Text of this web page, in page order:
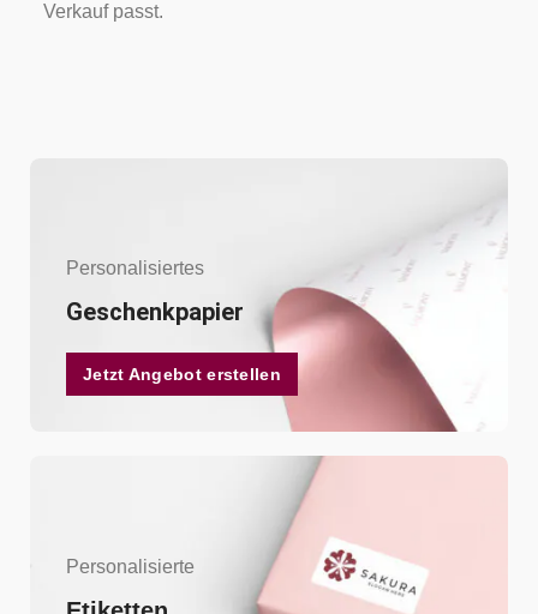
Verkauf passt.
Personalisiertes
Geschenkpapier
Jetzt Angebot erstellen
Personalisierte